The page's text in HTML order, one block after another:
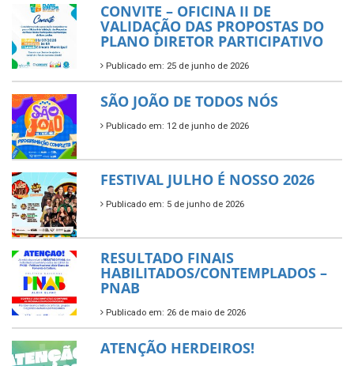
CONVITE – OFICINA II DE
VALIDAÇÃO DAS PROPOSTAS DO
PLANO DIRETOR PARTICIPATIVO
Publicado em: 25 de junho de 2026
SÃO JOÃO DE TODOS NÓS
Publicado em: 12 de junho de 2026
FESTIVAL JULHO É NOSSO 2026
Publicado em: 5 de junho de 2026
RESULTADO FINAIS
HABILITADOS/CONTEMPLADOS –
PNAB
Publicado em: 26 de maio de 2026
ATENÇÃO HERDEIROS!